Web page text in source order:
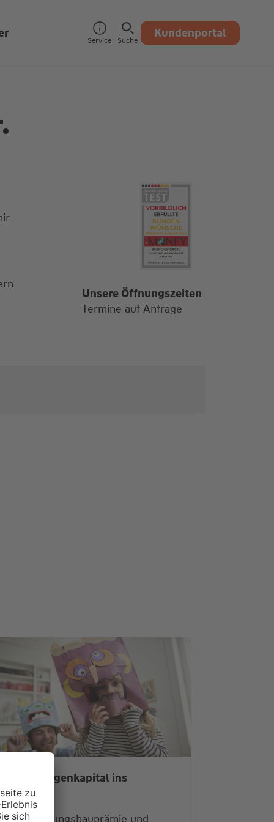
Service Suche Kundenportal
Alle Öffnungszeiten
Unsere Öffnungszeiten
Termine auf Anfrage
Mit mehr Eigenkapital ins